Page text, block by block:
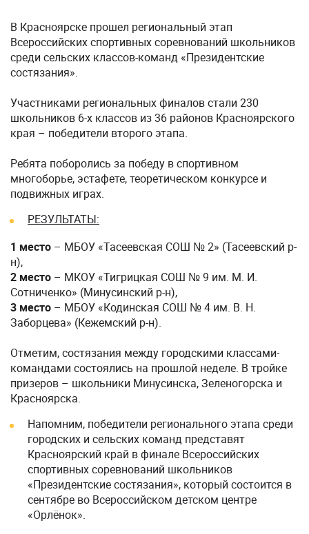
В Красноярске прошел региональный этап
Всероссийских спортивных соревнований школьников
среди сельских классов-команд «Президентские
состязания».
Участниками региональных финалов стали 230
школьников 6-х классов из 36 районов Красноярского
края – победители второго этапа.
Ребята поборолись за победу в спортивном
многоборье, эстафете, теоретическом конкурсе и
подвижных играх.
РЕЗУЛЬТАТЫ:
1 место – МБОУ «Тасеевская СОШ № 2» (Тасеевский р-
н),
2 место – МКОУ «Тигрицкая СОШ № 9 им. М. И.
Сотниченко» (Минусинский р-н),
3 место – МБОУ «Кодинская СОШ № 4 им. В. Н.
Заборцева» (Кежемский р-н).
Отметим, состязания между городскими классами-
командами состоялись на прошлой неделе. В тройке
призеров – школьники Минусинска, Зеленогорска и
Красноярска.
Напомним, победители регионального этапа среди
городских и сельских команд представят
Красноярский край в финале Всероссийских
спортивных соревнований школьников
«Президентские состязания», который состоится в
сентябре во Всероссийском детском центре
«Орлёнок».